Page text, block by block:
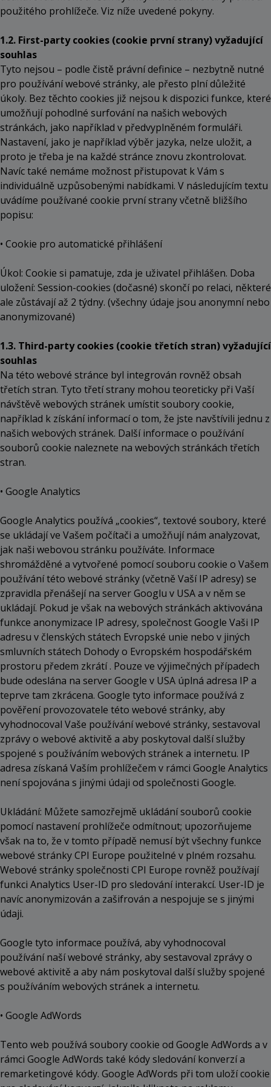
použitého prohlížeče. Viz níže uvedené pokyny.
1.2. First-party cookies (cookie první strany) vyžadující
souhlas
Tyto nejsou – podle čistě právní definice – nezbytně nutné
pro používání webové stránky, ale přesto plní důležité
úkoly. Bez těchto cookies již nejsou k dispozici funkce, které
umožňují pohodlné surfování na našich webových
stránkách, jako například v předvyplněném formuláři.
Nastavení, jako je například výběr jazyka, nelze uložit, a
proto je třeba je na každé stránce znovu zkontrolovat.
Navíc také nemáme možnost přistupovat k Vám s
individuálně uzpůsobenými nabídkami. V následujícím textu
uvádíme používané cookie první strany včetně bližšího
popisu:
• Cookie pro automatické přihlášení
Úkol: Cookie si pamatuje, zda je uživatel přihlášen. Doba
uložení: Session-cookies (dočasné) skončí po relaci, některé
ale zůstávají až 2 týdny. (všechny údaje jsou anonymní nebo
anonymizované)
1.3. Third-party cookies (cookie třetích stran) vyžadující
souhlas
Na této webové stránce byl integrován rovněž obsah
třetích stran. Tyto třetí strany mohou teoreticky při Vaší
návštěvě webových stránek umístit soubory cookie,
například k získání informací o tom, že jste navštívili jednu z
našich webových stránek. Další informace o používání
souborů cookie naleznete na webových stránkách třetích
stran.
• Google Analytics
Google Analytics používá „cookies“, textové soubory, které
se ukládají ve Vašem počítači a umožňují nám analyzovat,
jak naši webovou stránku používáte. Informace
shromážděné a vytvořené pomocí souboru cookie o Vašem
používání této webové stránky (včetně Vaší IP adresy) se
zpravidla přenášejí na server Googlu v USA a v něm se
ukládají. Pokud je však na webových stránkách aktivována
funkce anonymizace IP adresy, společnost Google Vaši IP
adresu v členských státech Evropské unie nebo v jiných
smluvních státech Dohody o Evropském hospodářském
prostoru předem zkrátí . Pouze ve výjimečných případech
bude odeslána na server Google v USA úplná adresa IP a
teprve tam zkrácena. Google tyto informace používá z
pověření provozovatele této webové stránky, aby
vyhodnocoval Vaše používání webové stránky, sestavoval
zprávy o webové aktivitě a aby poskytoval další služby
spojené s používáním webových stránek a internetu. IP
adresa získaná Vaším prohlížečem v rámci Google Analytics
není spojována s jinými údaji od společnosti Google.
Ukládání: Můžete samozřejmě ukládání souborů cookie
pomocí nastavení prohlížeče odmítnout; upozorňujeme
však na to, že v tomto případě nemusí být všechny funkce
webové stránky CPI Europe použitelné v plném rozsahu.
Webové stránky společnosti CPI Europe rovněž používají
funkci Analytics User-ID pro sledování interakcí. User-ID je
navíc anonymizován a zašifrován a nespojuje se s jinými
údaji.
Google tyto informace používá, aby vyhodnocoval
používání naší webové stránky, aby sestavoval zprávy o
webové aktivitě a aby nám poskytoval další služby spojené
s používáním webových stránek a internetu.
• Google AdWords
Tento web používá soubory cookie od Google AdWords a v
rámci Google AdWords také kódy sledování konverzí a
remarketingové kódy. Google AdWords při tom uloží cookie